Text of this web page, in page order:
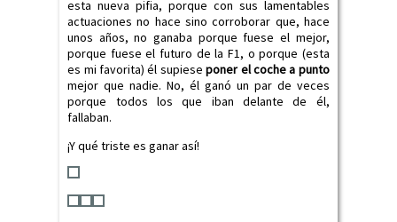
esta nueva pifia, porque con sus lamentables
actuaciones no hace sino corroborar que, hace
unos años, no ganaba porque fuese el mejor,
porque fuese el futuro de la F1, o porque (esta
es mi favorita) él supieseponer el coche a punto
mejor que nadie. No, él ganó un par de veces
porque todos los que iban delante de él,
fallaban.
¡Y qué triste es ganar así!